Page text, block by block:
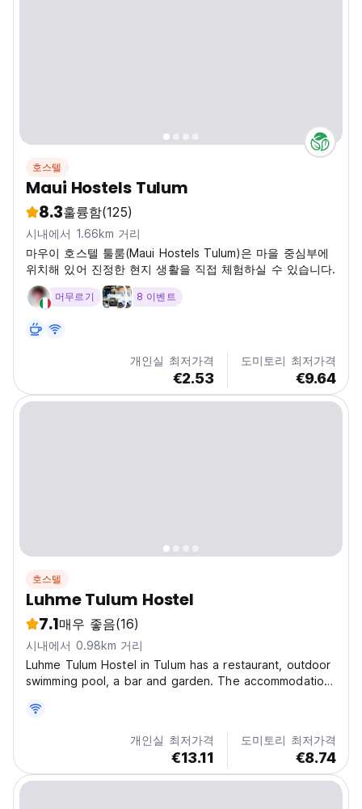
호스텔
Maui Hostels Tulum
8.3훌륭함(125)
시내에서 1.66km 거리
마우이 호스텔 툴룸(Maui Hostels Tulum)은 마을 중심부에
위치해 있어 진정한 현지 생활을 직접 체험하실 수 있습니다.
머무르기 8 이벤트
개인실 최저가격
€2.53
도미토리 최저가격
€9.64
호스텔
Luhme Tulum Hostel
7.1매우 좋음(16)
시내에서 0.98km 거리
Luhme Tulum Hostel in Tulum has a restaurant, outdoor
swimming pool, a bar and garden. The accommodation
Site is 4.4 km from the accommodation, while Tulum
Bus station is 600 metres from the property. At...
개인실 최저가격
€13.11
도미토리 최저가격
€8.74